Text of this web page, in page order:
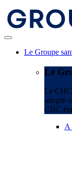
Le Groupe
Le
Le
adopté
CHC
A